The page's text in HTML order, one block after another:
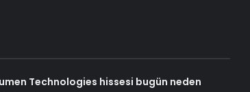
Technologies hissesi bugün neden